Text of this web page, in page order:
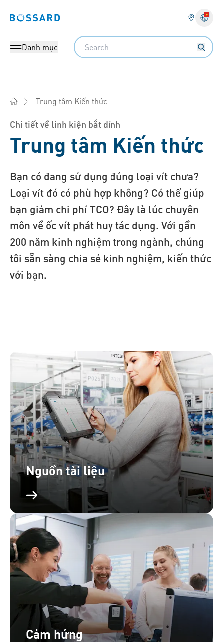
Bossard homepage
Danh mục
Search
Trung tâm Kiến thức
Chi tiết về linh kiện bắt dính
Trung tâm Kiến thức
Bạn có đang sử dụng đúng loại vít chưa?
Loại vít đó có phù hợp không? Có thể giúp
bạn giảm chi phí TCO? Đây là lúc chuyên
môn về ốc vít phát huy tác dụng. Với gần
200 năm kinh nghiệm trong ngành, chúng
tôi sẵn sàng chia sẻ kinh nghiệm, kiến thức
với bạn.
Nguồn tài liệu
Cảm hứng